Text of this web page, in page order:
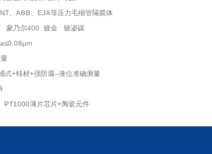
、ABB、EJA等压力毛细管隔膜体
蒙乃尔400 镀金 镀渗碳
式+特材+强防腐--液位准确测量
PT1000薄片芯片+陶瓷元件